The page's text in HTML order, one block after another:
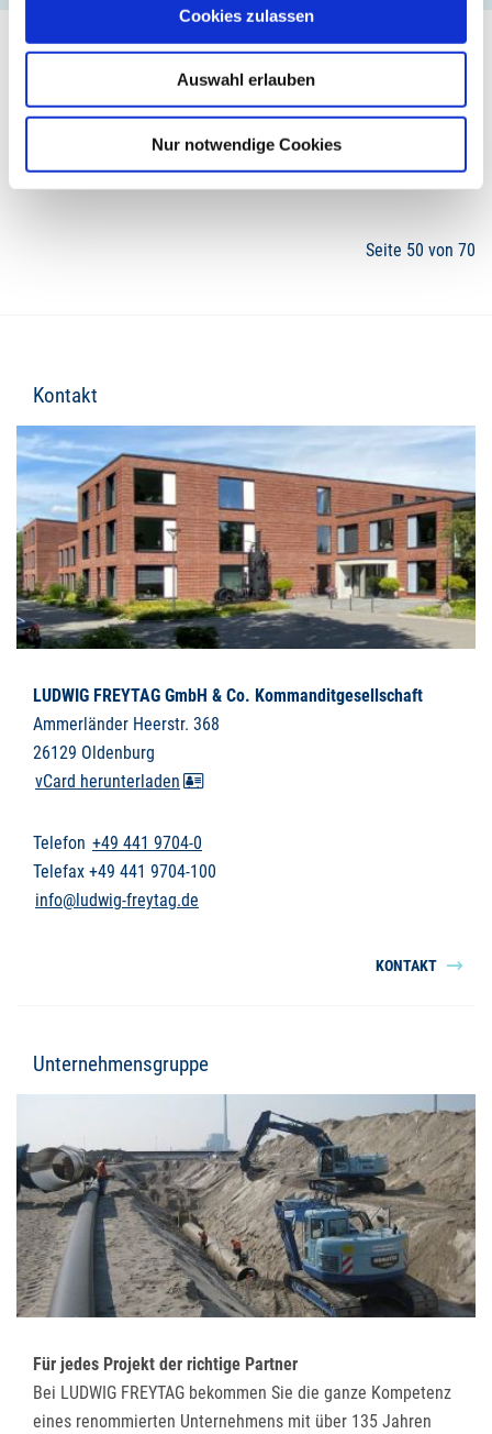
Cookies zulassen
Auswahl erlauben
Nur notwendige Cookies
49 51 52 53
Seite 50 von 70
Kontakt
LUDWIG FREYTAG GmbH & Co. Kommanditgesellschaft
Ammerländer Heerstr. 368
26129 Oldenburg
vCard herunterladen
Telefon +49 441 9704-0
Telefax +49 441 9704-100
info@ludwig-freytag.de
KONTAKT
Unternehmensgruppe
Für jedes Projekt der richtige Partner
Bei LUDWIG FREYTAG bekommen Sie die ganze Kompetenz
eines renommierten Unternehmens mit über 135 Jahren